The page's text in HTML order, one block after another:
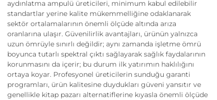
aydınlatma ampulü üreticileri, minimum kabul edilebilir
standartlar yerine kalite mükemmelliğine odaklanarak
sektör ortalamalarının önemli ölçüde altında arıza
oranlarına ulaşır. Güvenilirlik avantajları, ürünün yalnızca
uzun ömrüyle sınırlı değildir; aynı zamanda işletme ömrü
boyunca tutarlı spektral çıktı sağlayarak sağlık faydalarının
korunmasını da içerir; bu durum ilk yatırımın haklılığını
ortaya koyar. Profesyonel üreticilerin sunduğu garanti
programları, ürün kalitesine duydukları güveni yansıtır ve
genellikle kitap pazarı alternatiflerine kıyasla önemli ölçüde